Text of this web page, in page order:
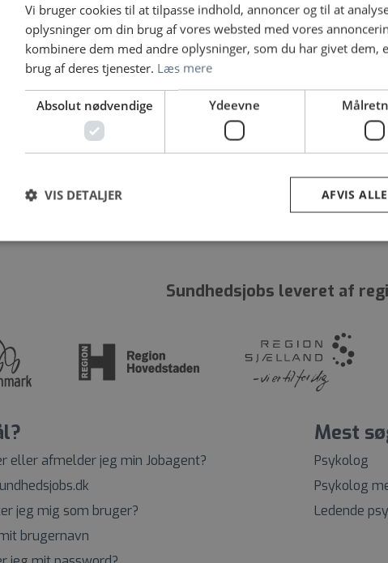
leder til Børn- og Ungeafdelingen og Psykologisk
Nordjylland
Nordjylland | Bispensgade 37, 9800 Hjørring
psykolog
Sundhedsjobs leveret af
eller afmelder jeg min Jobagent?
jeg mig som bruger?
brugernavn
Mest
Psykolog
Psykolog
Ledende
Vi bruger cookies til at tilpasse indhold, annoncer og til at
oplysninger om din brug af vores websted med vores
kombinere dem med andre oplysninger, som du har givet dem,
brug af deres tjenester. Læs mere
Absolut nødvendige Ydeevne
AFVIS ALLE
VIS DETALJER